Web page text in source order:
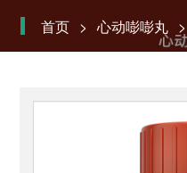
首页 > 心动嘭嘭丸 >